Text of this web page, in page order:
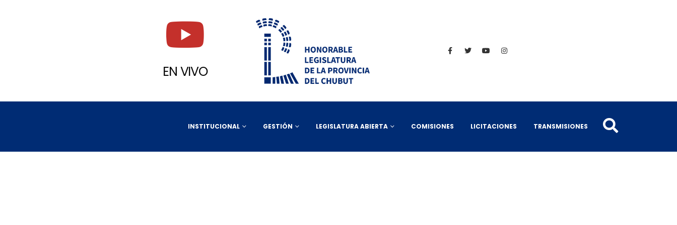
EN VIVO
INSTITUCIONAL GESTIÓN LEGISLATURA ABIERTA COMISIONES LICITACIONES TRANSMISIONES